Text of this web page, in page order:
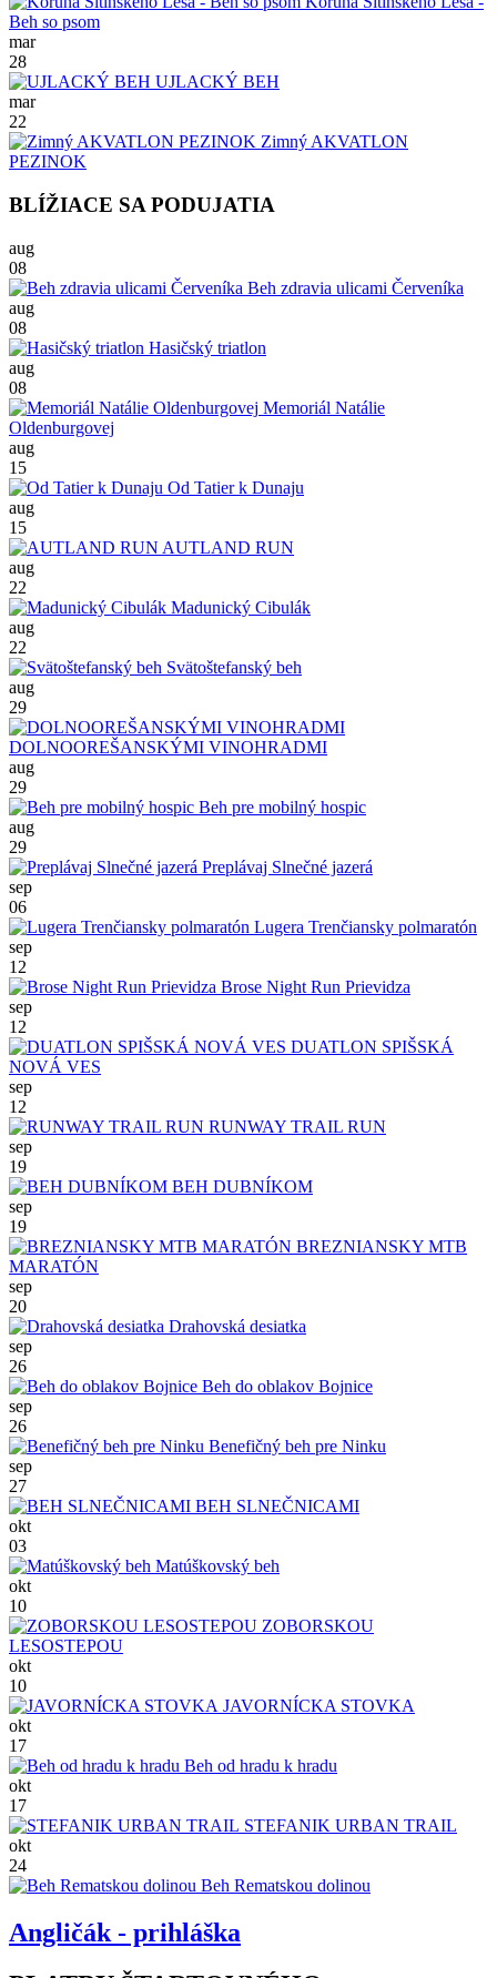
Beh so psom
mar
28
UJLACKÝ BEH
mar
22
Zimný AKVATLON
PEZINOK
BLÍŽIACE SA PODUJATIA
aug
08
Beh zdravia ulicami Červeníka
aug
08
Hasičský triatlon
aug
08
Memoriál Natálie
Oldenburgovej
aug
15
Od Tatier k Dunaju
aug
15
AUTLAND RUN
aug
22
Madunický Cibulák
aug
22
Svätoštefanský beh
aug
29
DOLNOOREŠANSKÝMI VINOHRADMI
aug
29
Beh pre mobilný hospic
aug
29
Preplávaj Slnečné jazerá
sep
06
Lugera Trenčiansky polmaratón
sep
12
Brose Night Run Prievidza
sep
12
DUATLON SPIŠSKÁ
NOVÁ VES
sep
12
RUNWAY TRAIL RUN
sep
19
BEH DUBNÍKOM
sep
19
BREZNIANSKY MTB
MARATÓN
sep
20
Drahovská desiatka
sep
26
Beh do oblakov Bojnice
sep
26
Benefičný beh pre Ninku
sep
27
BEH SLNEČNICAMI
okt
03
Matúškovský beh
okt
10
ZOBORSKOU
LESOSTEPOU
okt
10
JAVORNÍCKA STOVKA
okt
17
Beh od hradu k hradu
okt
17
STEFANIK URBAN TRAIL
okt
24
Beh Rematskou dolinou
Angličák - prihláška